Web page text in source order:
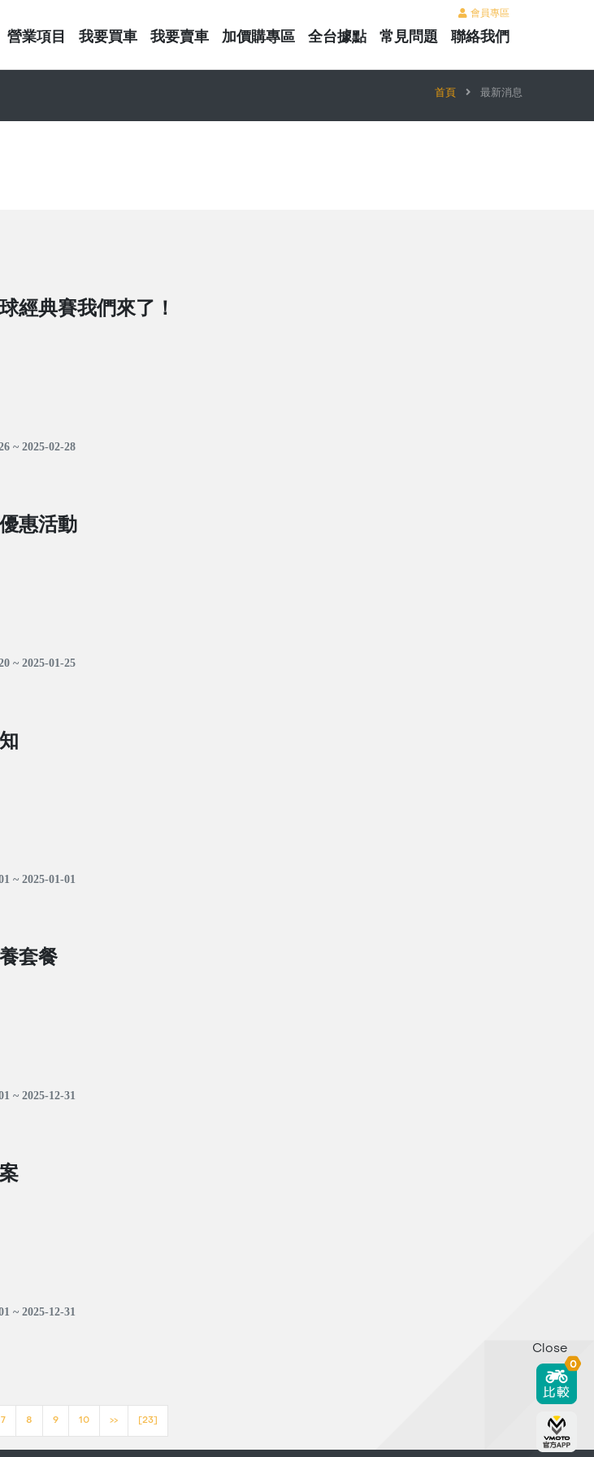
會員專區
營業項目 我要買車 我要賣車 加價購專區 全台據點 常見問題 聯絡我們
首頁 最新消息
經典賽我們來了！
~ 2025-02-28
惠活動
~ 2025-01-25
~ 2025-01-01
套餐
~ 2025-12-31
~ 2025-12-31
7 8 9 10 >> [23]
Close
0